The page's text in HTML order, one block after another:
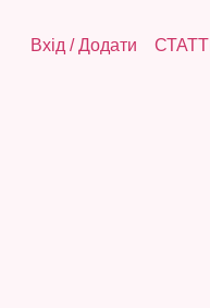
Вхід /Додати СТАТТІ